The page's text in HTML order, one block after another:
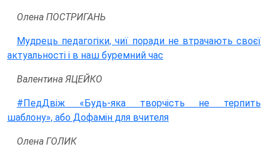
Олена ПОСТРИГАНЬ
Мудрець педагогіки, чиї поради не втрачають своєї
актуальності і в наш буремний час
Валентина ЯЦЕЙКО
#ПедДвіж «Будь-яка творчість не терпить
шаблону», або Дофамін для вчителя
Олена ГОЛИК